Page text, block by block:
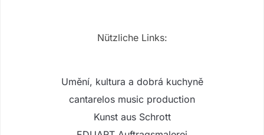
Nützliche Links:
Umění, kultura a dobrá kuchyně
cantarelos music production
Kunst aus Schrott